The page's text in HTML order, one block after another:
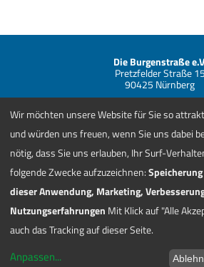
Die Burgenstraße
Pretzfelder Straße 15
90425 Nürnberg
Kontakt
Jobs
Impressum/
Cookie-Zustimmungen
Burgenstraße.Shop »
Wir möchten unsere Website für Sie so
und würden uns freuen, wenn Sie uns dabei
nötig, dass Sie uns erlauben, Ihr Surf-
folgende Zwecke aufzuzeichnen:
dieser Anwendung, Marketing,
Nutzungserfahrungen Mit Klick auf "Alle
auch das Tracking auf dieser Seite.
Anpassen...